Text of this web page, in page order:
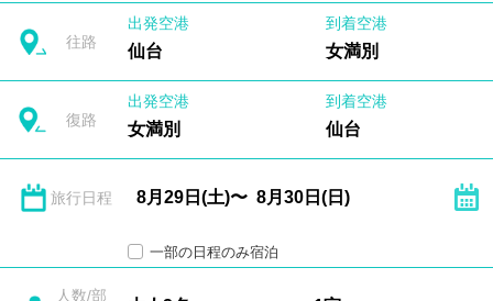
往路
出発空港
仙台
到着空港
女満別
復路
出発空港
女満別
到着空港
仙台
旅行日程
一部の日程のみ宿泊
人数/部